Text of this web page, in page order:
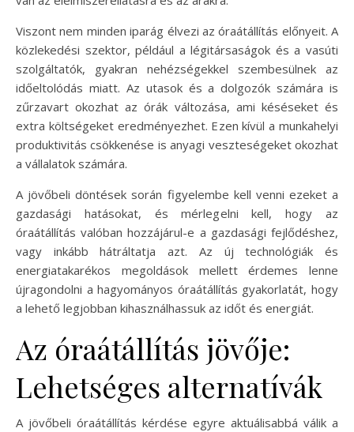
Viszont nem minden iparág élvezi az óraátállítás előnyeit. A
közlekedési szektor, például a légitársaságok és a vasúti
szolgáltatók, gyakran nehézségekkel szembesülnek az
időeltolódás miatt. Az utasok és a dolgozók számára is
zűrzavart okozhat az órák változása, ami késéseket és
extra költségeket eredményezhet. Ezen kívül a munkahelyi
produktivitás csökkenése is anyagi veszteségeket okozhat
a vállalatok számára.
A jövőbeli döntések során figyelembe kell venni ezeket a
gazdasági hatásokat, és mérlegelni kell, hogy az
óraátállítás valóban hozzájárul-e a gazdasági fejlődéshez,
vagy inkább hátráltatja azt. Az új technológiák és
energiatakarékos megoldások mellett érdemes lenne
újragondolni a hagyományos óraátállítás gyakorlatát, hogy
a lehető legjobban kihasználhassuk az időt és energiát.
Az óraátállítás jövője:
Lehetséges alternatívák
A jövőbeli óraátállítás kérdése egyre aktuálisabbá válik a